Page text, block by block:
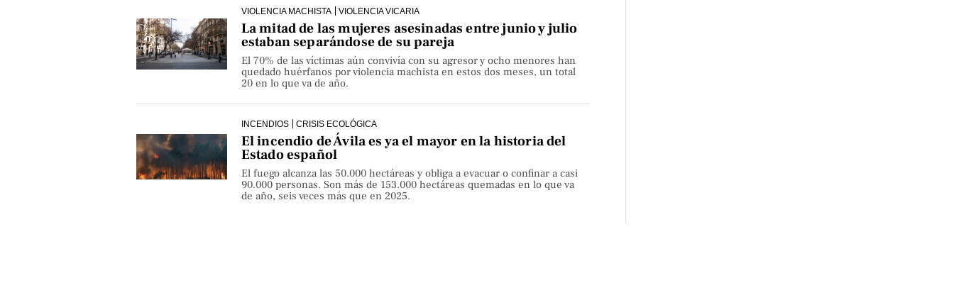
VIOLENCIA MACHISTA VIOLENCIA VICARIA
La mitad de las mujeres asesinadas entre junio y julio
estaban separándose de su pareja
El 70% de las víctimas aún convivía con su agresor y ocho menores han
quedado huérfanos por violencia machista en estos dos meses, un total
20 en lo que va de año.
INCENDIOS CRISIS ECOLÓGICA
El incendio de Ávila es ya el mayor en la historia del
Estado español
El fuego alcanza las 50.000 hectáreas y obliga a evacuar o confinar a casi
90.000 personas. Son más de 153.000 hectáreas quemadas en lo que va
de año, seis veces más que en 2025.